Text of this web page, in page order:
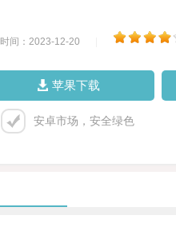
时间：2023-12-20
苹果下载
安卓市场，安全绿色